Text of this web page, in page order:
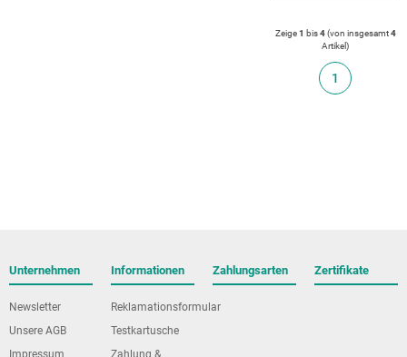
Zeige1 bis4(von insgesamt4
Artikel)
1
Unternehmen
Newsletter
Unsere AGB
Informationen
Reklamationsformular
Testkartusche
Zahlungsarten Zertifikate